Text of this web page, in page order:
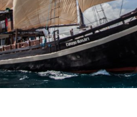
votredécouverte de